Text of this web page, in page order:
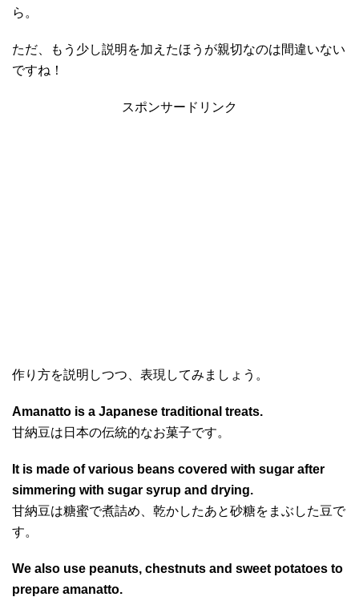
ら。
ただ、もう少し説明を加えたほうが親切なのは間違いない
ですね！
スポンサードリンク
作り方を説明しつつ、表現してみましょう。
Amanatto is a Japanese traditional treats.
甘納豆は日本の伝統的なお菓子です。
It is made of various beans covered with sugar after
simmering with sugar syrup and drying.
甘納豆は糖蜜で煮詰め、乾かしたあと砂糖をまぶした豆で
す。
We also use peanuts, chestnuts and sweet potatoes to
prepare amanatto.